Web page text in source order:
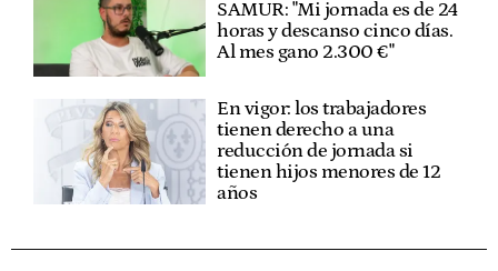
SAMUR: "Mi jornada es de 24
horas y descanso cinco días.
Al mes gano 2.300 €"
En vigor: los trabajadores
tienen derecho a una
reducción de jornada si
tienen hijos menores de 12
años